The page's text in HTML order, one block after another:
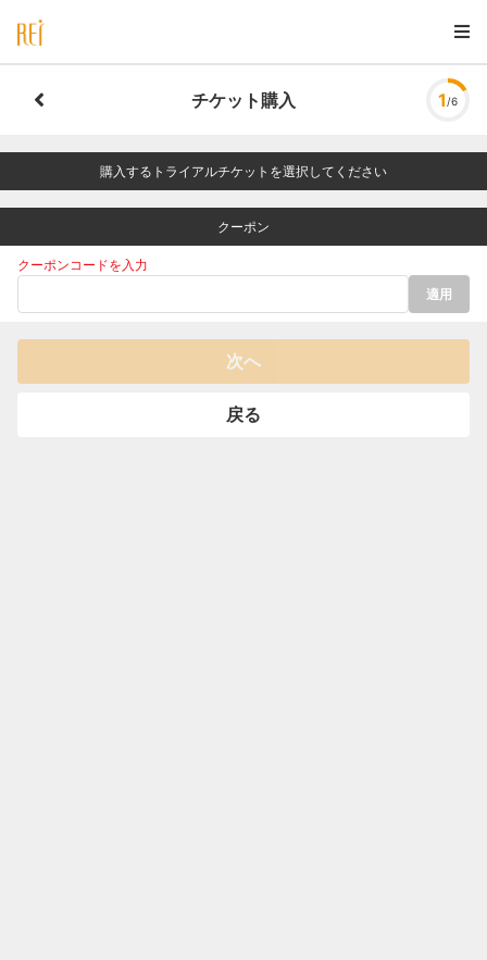
チケット購入 1 /6
購入するトライアルチケットを選択してください
クーポン
クーポンコードを入力
適用
次へ
戻る